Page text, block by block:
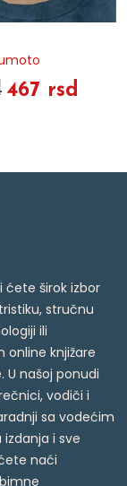
467 rsd
ćete širok izbor
stručnu
ili
online knjižare
našoj ponudi
vodiči i
sa vodećim
i sve
naći